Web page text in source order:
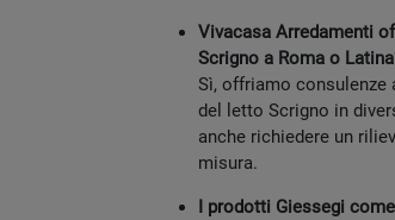
Vivacasa Arredamenti
Scrigno a Roma o
Sì, offriamo
del letto Scrigno in
anche richiedere un
misura.
I prodotti Giessegi